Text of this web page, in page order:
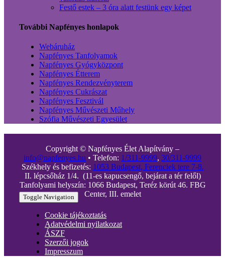
Festő estek – 3 óra alatt festünk egy képet
További Napfényes honlapok
Webáruház
Napfényes Tanfolyamok
Napfényes Gyógyközpont
Napfényes Étterem
Napfényes Rendezvényterem
Napfényes Cukrászat
Napfényes Fesztivál
Napfényes Művészeti Műhely
Szófia Művészeti Egyesület
Copyright © Napfényes Élet Alapítvány –
info@napfenyes.hu • Telefon: 1/311-9999, 30/311-9999
Székhely és befizetés: 1053 Budapest, Ferenciek tere 7-8.
II. lépcsőház 1/4. (11-es kapucsengő, bejárat a tér felől)
Tanfolyami helyszín: 1066 Budapest, Teréz körút 46. FBG
Center, III. emelet
Toggle Navigation
Cookie tájékoztatás
Adatvédelmi nyilatkozat
ÁSZF
Szerzői jogok
Impresszum